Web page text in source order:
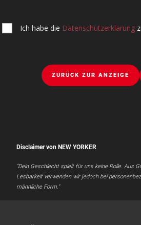
Ich habe die Datenschutzerklärung
ZURÜCK ZUR ANZEIGE
Disclaimer von NEW YORKER
"Dein Geschlecht spielt für uns keine Rolle. Aus
Lesbarkeit verwenden wir jedoch bei
männliche Form."